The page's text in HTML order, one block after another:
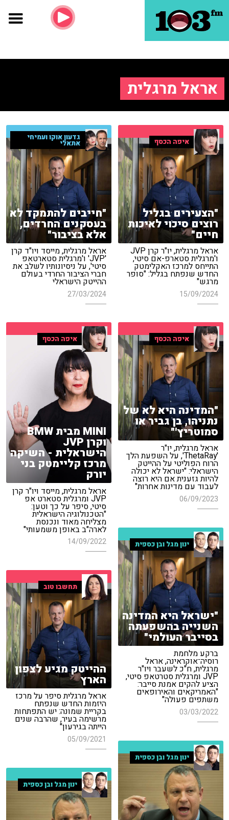
אראל מרגלית
איפה הכסף
"הצעירים בגליל
רוצים סיכוי לאיכות
חיים"
אראל מרגלית, יו"ר קרן JVP
ו'מרגלית סטארפ-אם סיטי,
התייחס למרכז האקלימטק
החדש שנפתח בגליל: "סופר
מרגש"
15/09/2024
גדעון אוקו ועמיחי
אתאלי
"חייבים להתמקד לא
בעסקנים החרדים,
אלא בציבור"
אראל מרגלית, מייסד ויו"ד קרן
'JVP' ו'מרגלית סטארטאפ
סיטי', על ניסיונותיו לשלב את
חברי הציבור החרדי בעולם
ההייטק הישראלי
27/03/2024
איפה הכסף
"המדינה היא לא של
נתניהו, בן גביר או
סמוטריץ'"
אראל מרגלית, יו"ר
'ThetaRay', על השפעת הלך
הרוח הפוליטי על ההייטק
הישראלי: "ישראל לא יכולה
להיות גזענית אם היא רוצה
לעבוד עם מדינות אחרות"
06/09/2023
איפה הכסף
MINI מבית BMW
וקרן JVP
הישראלית - השיקה
מרכז קליימטק בני
יורק
אראל מרגלית, מייסד ויו"ר קרן
JVP ומרגלית סטארט אפ
סיטי, סיפר על כך וטען:
"הטכנולוגיה הישראלית
מצליחה מאוד ונכנסת
לארה"ב באופן משמעותי"
14/09/2022 ינון מגל ובן כספית
"ישראל היא המדינה
השנייה בהשפעתה
בסייבר העולמי"
ברקע מלחמת
רוסיה־אוקראינה, אראל
מרגלית, ח"כ לשעבר ויו"ר
JVP ומרגלית סטרטאפ סיטי,
הציע להקים אמנת סייבר:
"האמריקאים והאירופאים
משתפים פעולה"
03/03/2022
תחשבו טוב
ההייטק מגיע לצפון
הארץ
אראל מרגלית סיפר על מרכז
היזמות החדש שנפתח
בקריית שמונה: יש התפתחות
מרשימה בעיר, שהרבה שנים
הייתה בגירעון"
05/09/2021
ינון מגל ובן כספית
ינון מגל ובן כספית